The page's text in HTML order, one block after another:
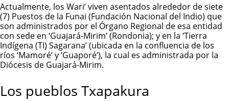
Actualmente, los Wari’ viven asentados alrededor de siete
(7) Puestos de la Funai (Fundación Nacional del Indio) que
son administrados por el Órgano Regional de esa entidad
con sede en ‘Guajará-Mirim’ (Rondonia); y en la ‘Tierra
Indígena (TI) Sagarana’ (ubicada en la confluencia de los
ríos ‘Mamoré’ y ‘Guaporé’), la cual es administrada por la
Diócesis de Guajará-Mirim.
Los pueblos Txapakura